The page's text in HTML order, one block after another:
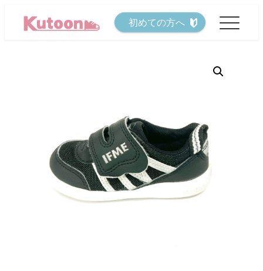
初めての方へ